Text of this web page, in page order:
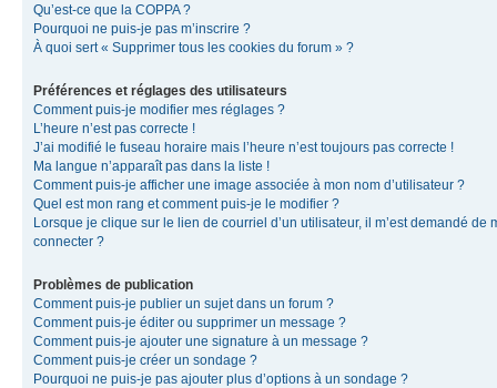
Qu’est-ce que la COPPA ?
Pourquoi ne puis-je pas m’inscrire ?
À quoi sert « Supprimer tous les cookies du forum » ?
Préférences et réglages des utilisateurs
Comment puis-je modifier mes réglages ?
L’heure n’est pas correcte !
J’ai modifié le fuseau horaire mais l’heure n’est toujours pas correcte !
Ma langue n’apparaît pas dans la liste !
Comment puis-je afficher une image associée à mon nom d’utilisateur ?
Quel est mon rang et comment puis-je le modifier ?
Lorsque je clique sur le lien de courriel d’un utilisateur, il m’est demandé de
connecter ?
Problèmes de publication
Comment puis-je publier un sujet dans un forum ?
Comment puis-je éditer ou supprimer un message ?
Comment puis-je ajouter une signature à un message ?
Comment puis-je créer un sondage ?
Pourquoi ne puis-je pas ajouter plus d’options à un sondage ?